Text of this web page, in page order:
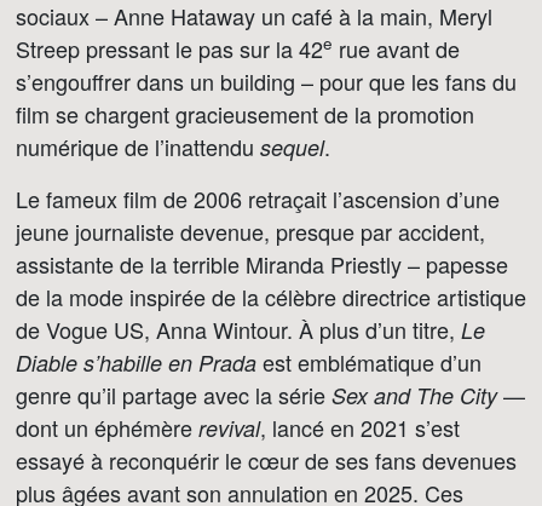
sociaux – Anne Hataway un café à la main, Meryl
Streep pressant le pas sur la 42e rue avant de
s’engouffrer dans un building – pour que les fans du
film se chargent gracieusement de la promotion
numérique de l’inattendu sequel.
Le fameux film de 2006 retraçait l’ascension d’une
jeune journaliste devenue, presque par accident,
assistante de la terrible Miranda Priestly – papesse
de la mode inspirée de la célèbre directrice artistique
de Vogue US, Anna Wintour. À plus d’un titre, Le
Diable s’habille en Prada est emblématique d’un
genre qu’il partage avec la série Sex and The City—
dont un éphémère revival, lancé en 2021 s’est
essayé à reconquérir le cœur de ses fans devenues
plus âgées avant son annulation en 2025. Ces